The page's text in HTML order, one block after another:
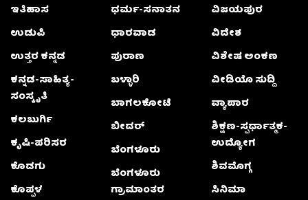
ಇತಿಹಾಸ
ಉಡುಪಿ
ಉತ್ತರ ಕನ್ನಡ
ಕನ್ನಡ-ಸಾಹಿತ್ಯ-
ಸಂಸ್ಕೃತಿ
ಕಲಬುರ್ಗಿ
ಕೃಷಿ-ಪರಿಸರ
ಕೊಡಗು
ಕೊಪ್ಪಳ
ಧರ್ಮ-ಸನಾತನ
ಧಾರವಾಡ
ಪುರಾಣ
ಬಳ್ಳಾರಿ
ಬಾಗಲಕೋಟೆ
ಬೀದರ್
ಬೆಂಗಳೂರು
ಬೆಂಗಳೂರು
ಗ್ರಾಮಾಂತರ
ವಿಜಯಪುರ
ವಿದೇಶ
ವಿಶೇಷ ಅಂಕಣ
ವೀಡಿಯೊ ಸುದ್ದಿ
ವ್ಯಾಪಾರ
ಶಿಕ್ಷಣ-ಸ್ಪರ್ಧಾತ್ಮಕ-
ಉದ್ಯೋಗ
ಶಿವಮೊಗ್ಗ
ಸಿನಿಮಾ